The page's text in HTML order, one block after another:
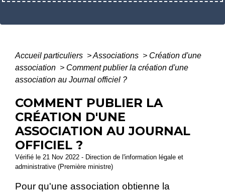
Accueil particuliers >Associations > Création d'une
association > Comment publier la création d'une
association au Journal officiel ?
COMMENT PUBLIER LA
CRÉATION D'UNE
ASSOCIATION AU JOURNAL
OFFICIEL ?
Vérifié le 21 Nov 2022 - Direction de l'information légale et
administrative (Première ministre)
Pour qu'une association obtienne la